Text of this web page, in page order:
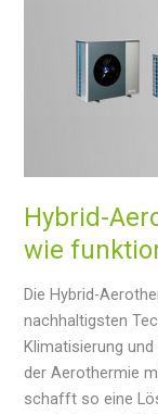
nutzen?
Hybrid-
wie
Die Hybrid-
nachhaltigsten
Klimatisierung
der Aerothermie
schafft so eine